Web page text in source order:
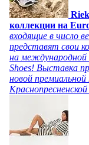
коллекции на
входящие в число
представят свои
на международной
Shoes! Выставка
новой